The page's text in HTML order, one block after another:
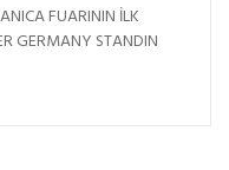
FUARININ İLK
GERMANY STANDIN